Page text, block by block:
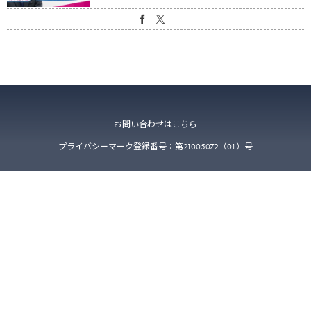
お問い合わせはこちら
プライバシーマーク登録番号：第21005072（01）号